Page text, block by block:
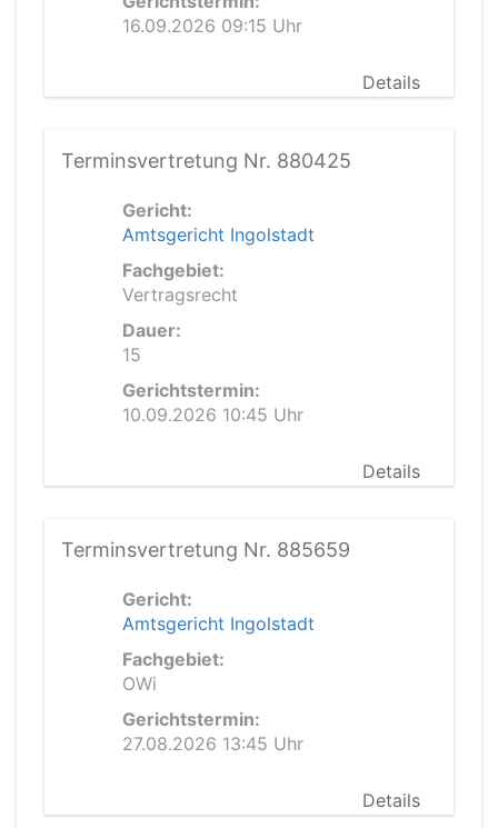
16.09.2026 09:15 Uhr
Details
Terminsvertretung Nr. 880425
Gericht:
Amtsgericht Ingolstadt
Fachgebiet:
Vertragsrecht
Dauer:
15
Gerichtstermin:
10.09.2026 10:45 Uhr
Details
Terminsvertretung Nr. 885659
Gericht:
Amtsgericht Ingolstadt
Fachgebiet:
OWi
Gerichtstermin:
27.08.2026 13:45 Uhr
Details